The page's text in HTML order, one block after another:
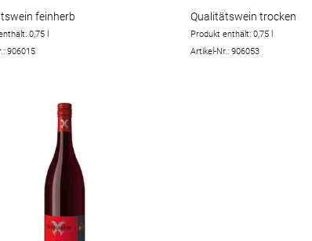
feinherb
0,75
906015
Qualitätswein trocken
Produkt enthält: 0,75
Artikel-Nr.: 906053